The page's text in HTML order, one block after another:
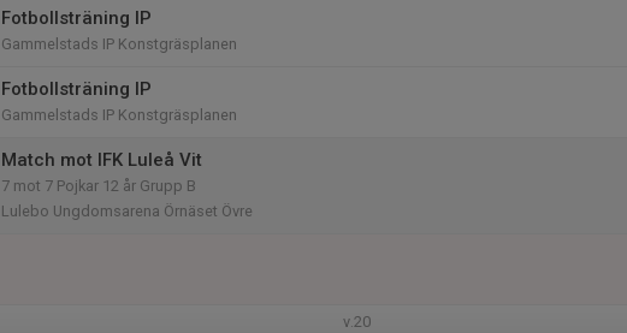
Fotbollsträning IP
Gammelstads IP Konstgräsplanen
Fotbollsträning IP
Gammelstads IP Konstgräsplanen
Match mot IFK Luleå Vit
7 mot 7 Pojkar 12 år Grupp B
Lulebo Ungdomsarena Örnäset Övre
v.20